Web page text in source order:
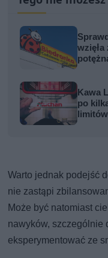
Kawa
po
limitów
Warto jednak podejść
nie zastąpi
Może być natomiast
nawyków, szczególnie
eksperymentować ze